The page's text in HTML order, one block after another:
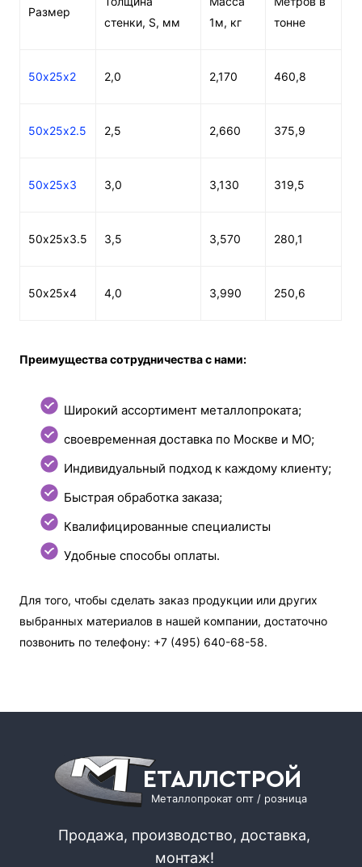
Размер
стенки, S, мм
1м, кг
тонне
50х25х2 2,0 2,170 460,8
50х25х2.5 2,5 2,660 375,9
50х25х3 3,0 3,130 319,5
50х25х3.5 3,5 3,570 280,1
50х25х4 4,0 3,990 250,6
Преимущества сотрудничества с нами:
Широкий ассортимент металлопроката;
своевременная доставка по Москве и МО;
Индивидуальный подход к каждому клиенту;
Быстрая обработка заказа;
Квалифицированные специалисты
Удобные способы оплаты.
Для того, чтобы сделать заказ продукции или других
выбранных материалов в нашей компании, достаточно
позвонить по телефону: +7 (495) 640-68-58.
ЕТАЛЛСТРОЙ
Металлопрокат опт / розница
Продажа, производство, доставка,
монтаж!